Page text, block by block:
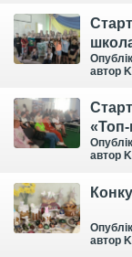
автор
базі
автор
автор